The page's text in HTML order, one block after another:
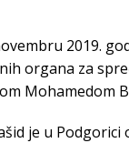
2019.
organa za
Mohamedom
je u